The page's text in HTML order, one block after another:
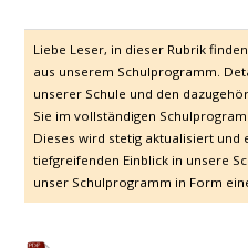
Kontakt
Liebe Leser, in dieser Rubrik
aus unserem Schulprogramm.
unserer Schule und den
Sie im vollständigen
Dieses wird stetig aktualisiert und
tiefgreifenden Einblick in unsere
unser Schulprogramm in Form